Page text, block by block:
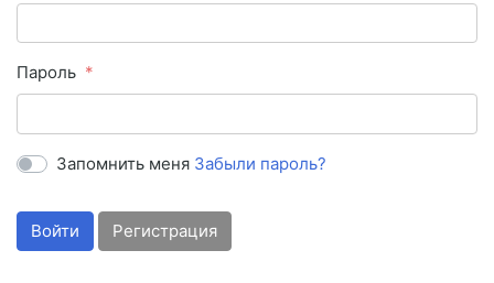
Пароль
Запомнить меня Забыли пароль?
Войти Регистрация